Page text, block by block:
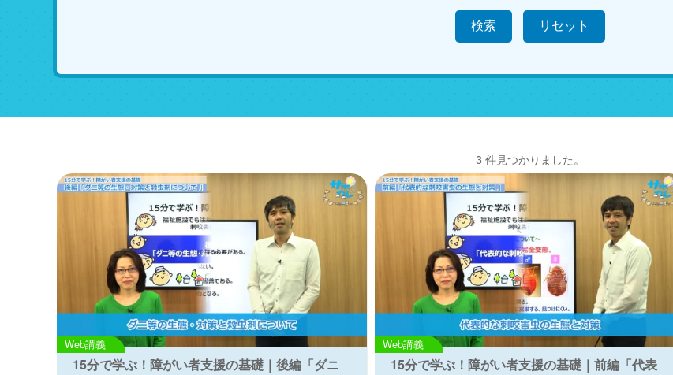
検索
3 件見つかりました。
Web講義
15分で学ぶ！障がい者支援の基礎｜後編「ダニ
Web講義
15分で学ぶ！障がい者支援の基礎｜前編「代表